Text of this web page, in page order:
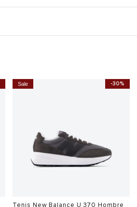
-30%
Sale
Tenis New Balance U 370 Hombre